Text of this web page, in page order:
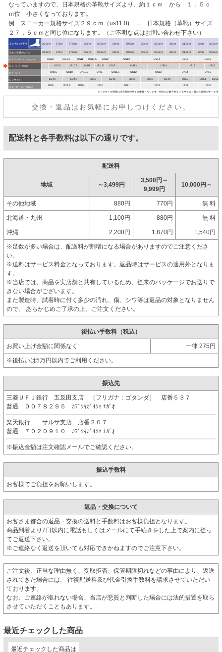
交換・返品はお気軽にお申しつけください。
なっていますので、日本規格の革靴サイズより、約１ｃｍ から １．５ｃ
ｍ位 小さくなっております。
例 スニーカー規格サイズ２９ｃｍ（us11.0) ＝ 日本規格（革靴）サイズ
２７．５ｃｍと同じ位になります。（ご不明な点はお問い合わせ下さい）
配送料と各手数料は以下の通りです。
配送料
地域 ～3,499円
3,500円～
9,999円
10,000円～
その他地域 880円 770円 無 料
北海道・九州 1,100円 880円 無 料
沖縄 2,200円 1,870円 1,540円
※足数が多い場合は、配送料が割増になる場合がありますのでご注意くださ
い。
※送料はサービス料金となっております。返品時はサービスの適用外となりま
す。
※当店では、商品を実店舗と共有しているため、従来のパッケージでお送りで
きない場合がございます。
また製造時、試着時に付く多少の汚れ、傷、シワ等は返品の対象となりません
ので、 あらかじめご了承の上、ご注文ください。
後払い手数料（税込）
お買い上げ金額に関係なく 一律 275円
※後払いは5万円以内でご利用ください。
振込先
三菱ＵＦＪ銀行 五反田支店 （フリガナ：ゴタンダ） 店番５３７
普通 ００７８２９５ ｶﾌﾞｼｷｶﾞｲｼｬ ﾅｶﾞｵ
楽天銀行 サルサ支店 店番２０７
普通 ７０２０９１０ ｶﾌﾞｼｷｶﾞｲｼｬ ﾅｶﾞｵ
※振込金額は注文確認メールでご確認ください。
振込手数料
お客様でご負担をお願いします。
返品・交換について
お客さま都合の返品・交換の送料と手数料はお客様負担となります。
商品到着より7日以内に電話もしくはメールにて手続きをした上で案内に従っ
てご返送下さい。
※ご連絡なく返送を頂いても対応できかねますのでご注意下さい。
ご注文後、正当な理由無く、受取拒否、保管期限切れなどの事由により、返送
されてきた場合には、 往復配送料及び代金引換手数料を請求させていただい
ております。
なお、ご連絡が取れない場合、当店が悪質と判断した場合には法的措置を取ら
させていただくこともあります。
最近チェックした商品
最近チェックした商品は